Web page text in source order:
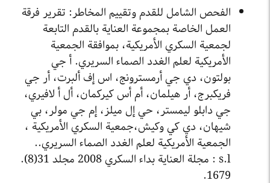
الفحص الشامل للقدم وتقييم المخاطر: تقرير فرقة
العمل الخاصة بمجموعة العناية بالقدم التابعة
لجمعية السكري الأمريكية، بموافقة الجمعية
الأمريكية لعلم الغدد الصماء السريري. أ جي
بولتون، دي جي أرمسترونج، اس إف ألبرت، أر جي
فريكبرج، أر هيلمان، أم أس كيركمان، أل أ لافيري،
جي دابلو ليمستر، حي إل ميلز، إم جي مولر، بي
شيهان، دي كي وكيش،جمعية السكري الأمريكية ،
الجمعية الأمريكية لعلم الغدد الصماء السريري..
s.l : مجلة العناية بداء السكري 2008 مجلد 31(8).
1679.